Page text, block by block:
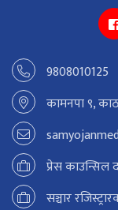
9808010125
कामनपा ९,
प्रेस काउन्सिल
सञ्चार